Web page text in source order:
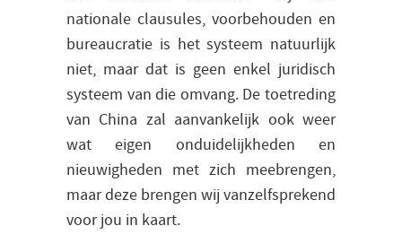
nationale clausules, voorbehouden en
bureaucratie is het systeem natuurlijk
niet, maar dat is geen enkel juridisch
systeem van die omvang. De toetreding
van China zal aanvankelijk ook weer
wat eigen onduidelijkheden en
nieuwigheden met zich meebrengen,
maar deze brengen wij vanzelfsprekend
voor jou in kaart.